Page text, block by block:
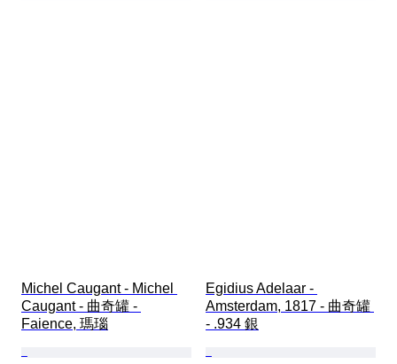
Michel Caugant - Michel
Caugant - 曲奇罐 -
Faience, 瑪瑙
Egidius Adelaar -
Amsterdam, 1817 - 曲奇罐
- .934 銀